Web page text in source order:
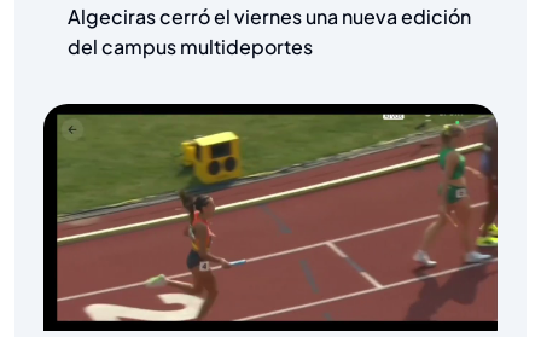
Algeciras cerró el viernes una nueva edición
del campus multideportes